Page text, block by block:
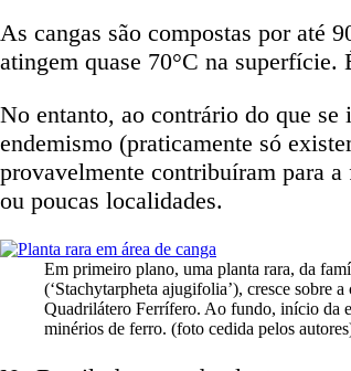
As cangas são compostas por até
atingem quase 70°C na superfície.
No entanto, ao contrário do que se
endemismo (praticamente só
provavelmente contribuíram para
ou poucas localidades.
Em primeiro plano, uma planta rara, da
(‘Stachytarpheta ajugifolia’), cresce sobre a
Quadrilátero Ferrífero. Ao fundo, início da
minérios de ferro. (foto cedida pelos